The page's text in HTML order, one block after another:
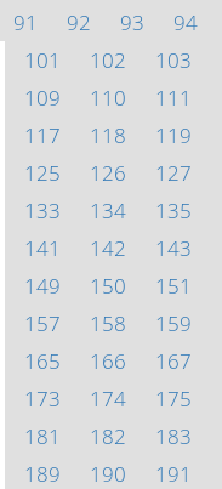
91
92 93 94
101
102 103
109
110 111
117
118 119
125
126 127
133
134 135
141
142 143
149
150 151
157
158 159
165
166 167
173
174 175
181
182 183
189
190 191